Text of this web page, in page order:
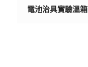
電池治具實驗溫箱